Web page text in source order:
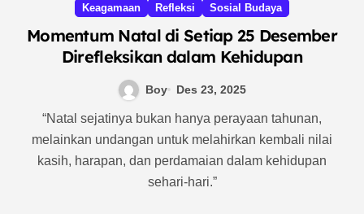
Keagamaan Refleksi Sosial Budaya
Momentum Natal di Setiap 25 Desember
Direfleksikan dalam Kehidupan
Boy Des 23, 2025
“Natal sejatinya bukan hanya perayaan tahunan,
melainkan undangan untuk melahirkan kembali nilai
kasih, harapan, dan perdamaian dalam kehidupan
sehari-hari.”